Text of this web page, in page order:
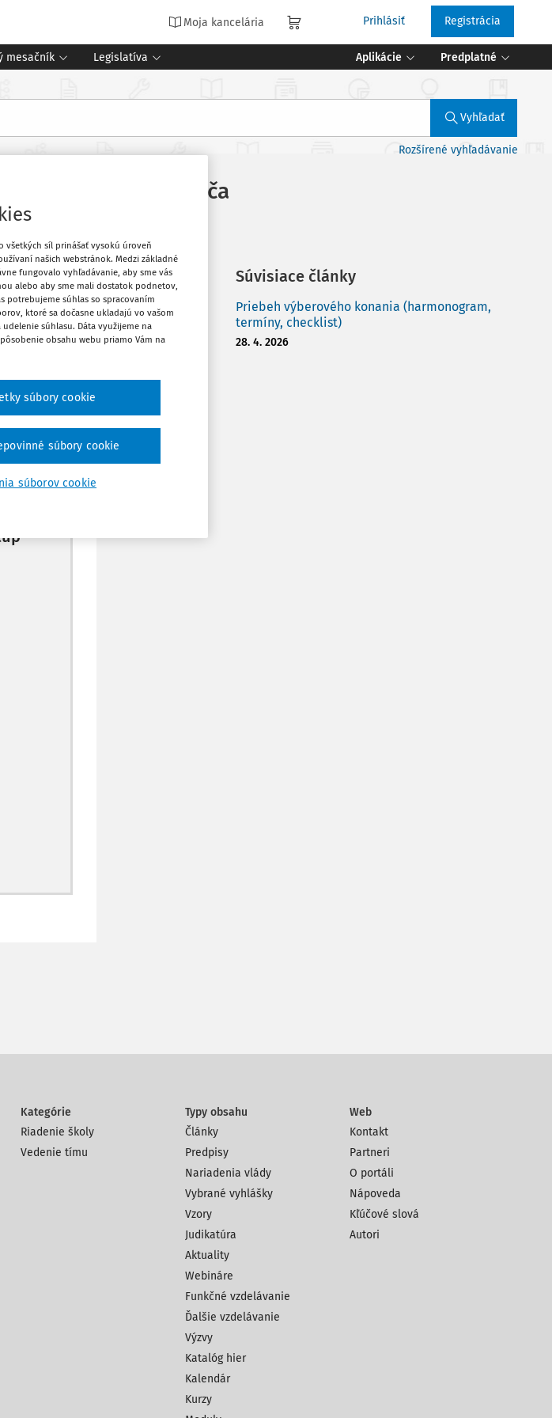
Moja kancelária Prihlásiť Registrácia
mesačník Legislatíva Aplikácie Predplatné
Vyhľadať
Rozšírené vyhľadávanie
nezaradení uchádzača
Z tohto
sa
Obľúbené
Vytlačiť
Súvisiace články
Priebeh výberového konania (harmonogram,
termíny, checklist)
28. 4. 2026
Kategórie
Riadenie školy
Vedenie tímu
Typy obsahu
Články
Predpisy
Nariadenia vlády
Vybrané vyhlášky
Vzory
Judikatúra
Aktuality
Webináre
Funkčné vzdelávanie
Ďalšie vzdelávanie
Výzvy
Katalóg hier
Kalendár
Kurzy
Web
Kontakt
Partneri
O portáli
Nápoveda
Kľúčové slová
Autori
všetkých síl prinášať vysokú úroveň
našich webstránok. Medzi základné
fungovalo vyhľadávanie, aby sme vás
alebo aby sme mali dostatok podnetov,
potrebujeme súhlas so spracovaním
ktoré sa dočasne ukladajú vo vašom
súhlasu. Dáta využijeme na
obsahu webu priamo Vám na
súborov cookie
súbory cookie
súbory cookie